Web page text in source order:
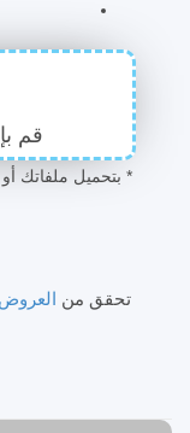
قم
* بتحميل ملفاتك
تحقق من